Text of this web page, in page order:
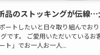
品のストッキングが伝線…
ートしたいと日々取り組んでお
です。 ご愛用いただいているお
ト」でお一人お一人...